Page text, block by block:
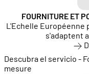
FOURNITURE ET
L'Echelle
s'adaptent
Descubra el servicio -
mesure